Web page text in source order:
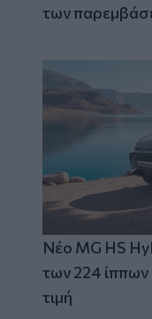
των
Νέο MG HS
των 224 ίππων
τιμή